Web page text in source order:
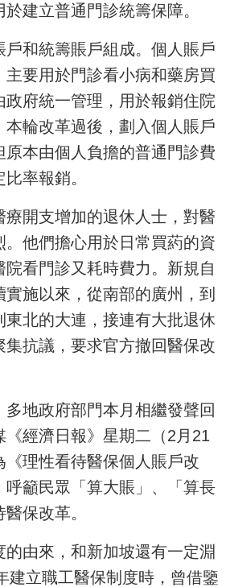
建立普通門診統籌保障。
戶和統籌賬戶組成。個人賬戶
主要用於門診看小病和藥房買
政府統一管理，用於報銷住院
本輪改革過後，劃入個人賬戶
原本由個人負擔的普通門診費
率報銷。
療開支增加的退休人士，對醫
。他們擔心用於日常買葯的資
看門診又耗時費力。新規自
施以來，從南部的廣州，到
東北的大連，接連有大批退休
集抗議，要求官方撤回醫保改
地政府部門本月相繼發聲回
《經濟日報》星期二（2月21
《理性看待醫保個人賬戶改
呼籲民眾「算大賬」、「算長
保改革。
的由來，和新加坡還有一定淵
建立職工醫保制度時，曾借鑒